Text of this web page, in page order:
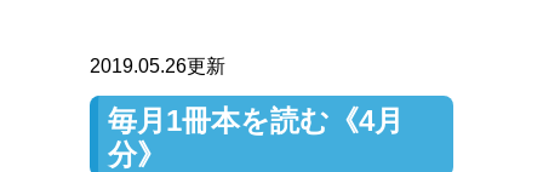
2019.05.26更新
毎月1冊本を読む《4月
分》